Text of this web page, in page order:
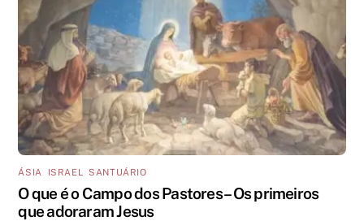
ÁSIA ISRAEL SANTUÁRIO
O que é o Campo dos Pastores – Os primeiros
que adoraram Jesus